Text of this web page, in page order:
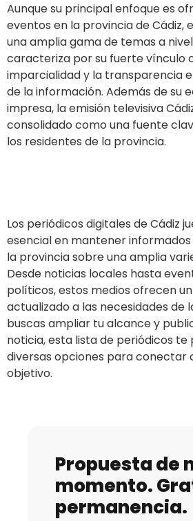
Aunque su principal enfoque es
eventos en la provincia de Cádiz,
una amplia gama de temas a
caracteriza por su fuerte vínculo
imparcialidad y la transparencia
de la información. Además de su
impresa, la emisión televisiva
consolidado como una fuente
los residentes de la provincia.
Los periódicos digitales de Cádiz
esencial en mantener
la provincia sobre una amplia
Desde noticias locales hasta
políticos, estos medios ofrecen
actualizado a las necesidades de
buscas ampliar tu alcance y
noticia, esta lista de periódicos
diversas opciones para conectar
objetivo.
Propuesta de
momento.
permanencia.